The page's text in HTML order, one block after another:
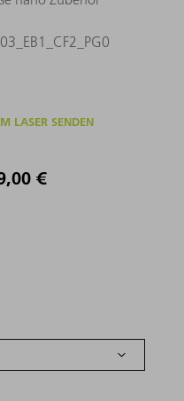
LASER SENDEN
€